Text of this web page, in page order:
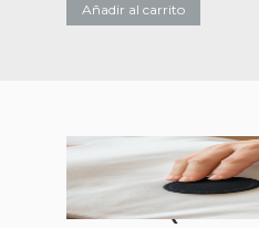
Añadir al carrito
Par